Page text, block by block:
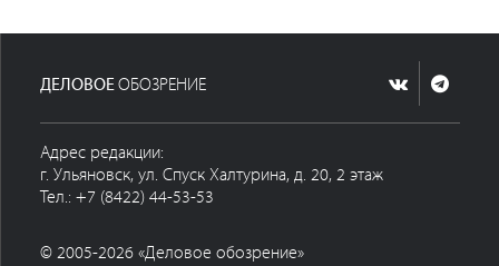
ДЕЛОВОЕ ОБОЗРЕНИЕ
Адрес редакции:
г. Ульяновск, ул. Спуск Халтурина, д. 20, 2 этаж
Тел.: +7 (8422) 44-53-53
© 2005-2026 «Деловое обозрение»